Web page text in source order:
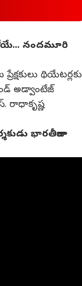
నందమూరి
థియేటర్లకు
అడ్వాంటేజ్
రాధాకృష్ణ
భారతీరాజా